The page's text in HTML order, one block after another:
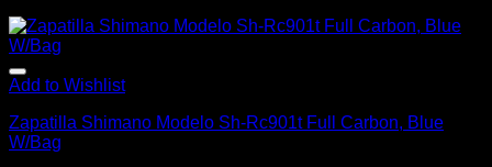
Add to Wishlist
Zapatilla Shimano Modelo Sh-Rc901t Full Carbon, Blue
W/Bag